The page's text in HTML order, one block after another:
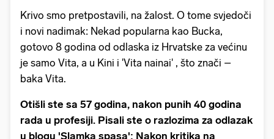
Krivo smo pretpostavili, na žalost. O tome svjedoči
i novi nadimak: Nekad popularna kao Bucka,
gotovo 8 godina od odlaska iz Hrvatske za većinu
je samo Vita, a u Kini i 'Vita nainai' , što znači –
baka Vita.
Otišli ste sa 57 godina, nakon punih 40 godina
rada u profesiji. Pisali ste o razlozima za odlazak
u blogu 'Slamka spasa': Nakon kritika na